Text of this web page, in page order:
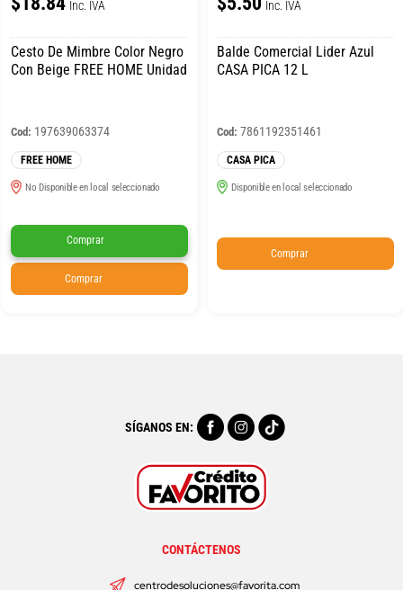
Inc. IVA
Cesto De Mimbre Color Negro
Con Beige FREE HOME Unidad
Cod: 197639063374
FREE HOME
No Disponible en local seleccionado
Comprar
Comprar
Inc. IVA
Balde Comercial Lider Azul
CASA PICA 12 L
Cod: 7861192351461
CASA PICA
Disponible en local seleccionado
Comprar
SÍGANOS EN:
CONTÁCTENOS
centrodesoluciones@favorita.com